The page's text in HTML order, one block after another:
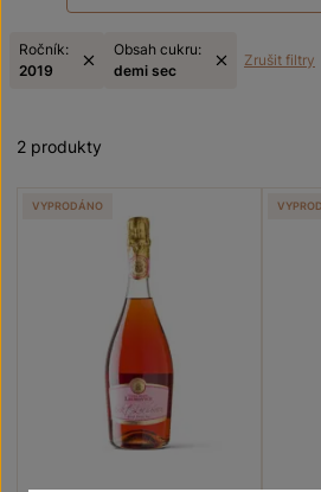
Ročník:
2019
Obsah cukru:
demi sec
Zrušit filtry
2 produkty
VYPRODÁNO